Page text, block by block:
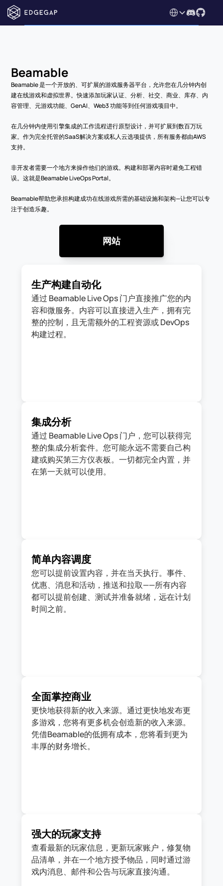
Select Language
Beamable
Beamable 是一个开放的、可扩展的游戏服务器平台，允许您在几分钟内创
建在线游戏和虚拟世界。快速添加玩家认证、分析、社交、商业、库存、内
容管理、元游戏功能、GenAI、Web3 功能等到任何游戏项目中。
在几分钟内使用引擎集成的工作流程进行原型设计，并可扩展到数百万玩
家。作为完全托管的SaaS解决方案或私人云选项提供，所有服务都由AWS
支持。
非开发者需要一个地方来操作他们的游戏。构建和部署内容时避免工程错
误。这就是Beamable LiveOps Portal。
Beamable帮助您承担构建成功在线游戏所需的基础设施和架构—让您可以专
注于创造乐趣。
网站
生产构建自动化
通过 Beamable Live Ops 门户直接推广您的内
容和微服务。内容可以直接进入生产，拥有完
整的控制，且无需额外的工程资源或 DevOps
构建过程。
集成分析
通过 Beamable Live Ops 门户，您可以获得完
整的集成分析套件。您可能永远不需要自己构
建或购买第三方仪表板。一切都完全内置，并
在第一天就可以使用。
简单内容调度
您可以提前设置内容，并在当天执行。事件、
优惠、消息和活动，推送和拉取——所有内容
都可以提前创建、测试并准备就绪，远在计划
时间之前。
全面掌控商业
更快地获得新的收入来源。通过更快地发布更
多游戏，您将有更多机会创造新的收入来源。
凭借Beamable的低拥有成本，您将看到更为
丰厚的财务增长。
强大的玩家支持
查看最新的玩家信息，更新玩家账户，修复物
品清单，并在一个地方授予物品，同时通过游
戏内消息、邮件和公告与玩家直接沟通。